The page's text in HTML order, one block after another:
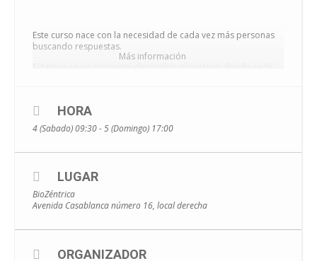
Más información
Este curso nace con la necesidad de cada vez más personas
buscando respuestas.
Estamos en un momento de cambio planetario donde cada
sabemos ni expresar.
¿Qué es ser médium?
¿Quién es llamado a ser médium y por qué?
HORA
4 (Sabado) 09:30 - 5 (Domingo) 17:00
LUGAR
BioZéntrica
Avenida Casablanca número 16, local derecha
ORGANIZADOR